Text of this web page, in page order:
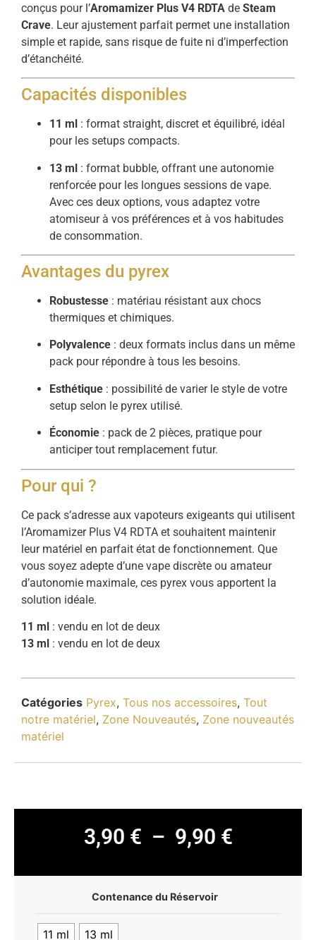
conçus pour l’Aromamizer Plus V4 RDTA de Steam
Crave. Leur ajustement parfait permet une installation
simple et rapide, sans risque de fuite ni d’imperfection
d’étanchéité.
Capacités disponibles
11 ml : format straight, discret et équilibré, idéal
pour les setups compacts.
13 ml : format bubble, offrant une autonomie
renforcée pour les longues sessions de vape.
Avec ces deux options, vous adaptez votre
atomiseur à vos préférences et à vos habitudes
de consommation.
Avantages du pyrex
Robustesse : matériau résistant aux chocs
thermiques et chimiques.
Polyvalence : deux formats inclus dans un même
pack pour répondre à tous les besoins.
Esthétique : possibilité de varier le style de votre
setup selon le pyrex utilisé.
Économie : pack de 2 pièces, pratique pour
anticiper tout remplacement futur.
Pour qui ?
Ce pack s’adresse aux vapoteurs exigeants qui utilisent
l’Aromamizer Plus V4 RDTA et souhaitent maintenir
leur matériel en parfait état de fonctionnement. Que
vous soyez adepte d’une vape discrète ou amateur
d’autonomie maximale, ces pyrex vous apportent la
solution idéale.
11 ml : vendu en lot de deux
13 ml : vendu en lot de deux
Catégories Pyrex, Tous nos accessoires, Tout
notre matériel, Zone Nouveautés, Zone nouveautés
matériel
3,90 € – 9,90 €
Contenance du Réservoir
11 ml 13 ml